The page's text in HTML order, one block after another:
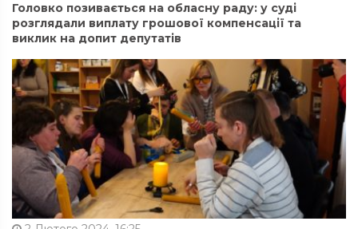
Головко позивається на обласну раду: у суді
розглядали виплату грошової компенсації та
виклик на допит депутатів